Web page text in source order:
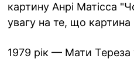
картину Анрі Матісса
увагу на те, що
1979 рік — Мати Тереза